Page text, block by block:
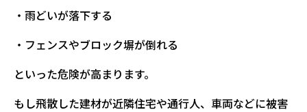
・雨どいが落下する
・フェンスやブロック塀が倒れる
といった危険が高まります。
もし飛散した建材が近隣住宅や通行人、車両などに被害